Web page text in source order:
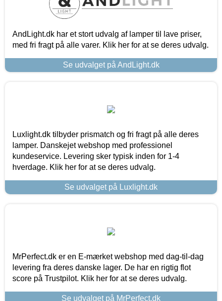
AndLight.dk har et stort udvalg af lamper til lave priser,
med fri fragt på alle varer. Klik her for at se deres udvalg.
Se udvalget på AndLight.dk
Luxlight.dk tilbyder prismatch og fri fragt på alle deres
lamper. Danskejet webshop med professionel
kundeservice. Levering sker typisk inden for 1-4
hverdage. Klik her for at se deres udvalg.
Se udvalget på Luxlight.dk
MrPerfect.dk er en E-mærket webshop med dag-til-dag
levering fra deres danske lager. De har en rigtig flot
score på Trustpilot. Klik her for at se deres udvalg.
Se udvalget på MrPerfect.dk